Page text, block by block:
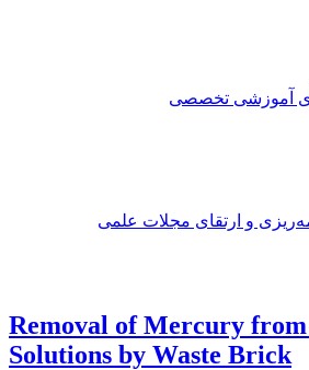
آموزشی تخصصی
و ارتقای مجلات علمی
Removal of Mercury from
Solutions by Waste Brick